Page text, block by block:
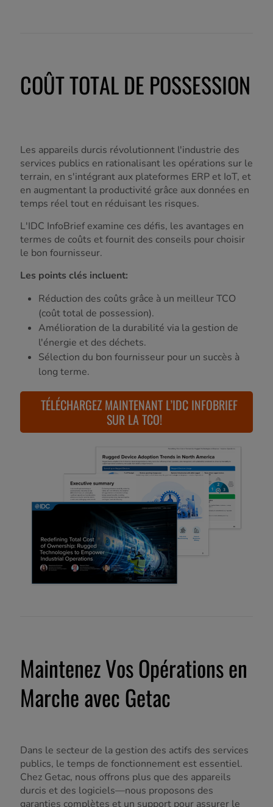
COÛT TOTAL DE POSSESSION
Les appareils durcis révolutionnent l'industrie des
services publics en rationalisant les opérations sur le
terrain, en s'intégrant aux plateformes ERP et IoT, et
en augmentant la productivité grâce aux données en
temps réel tout en réduisant les risques.
L'IDC InfoBrief examine ces défis, les avantages en
termes de coûts et fournit des conseils pour choisir
le bon fournisseur.
Les points clés incluent:
Réduction des coûts grâce à un meilleur TCO
(coût total de possession).
Amélioration de la durabilité via la gestion de
l'énergie et des déchets.
Sélection du bon fournisseur pour un succès à
long terme.
TÉLÉCHARGEZ MAINTENANT L’IDC INFOBRIEF
SUR LA TCO!
Maintenez Vos Opérations en
Marche avec Getac
Dans le secteur de la gestion des actifs des services
publics, le temps de fonctionnement est essentiel.
Chez Getac, nous offrons plus que des appareils
durcis et des logiciels—nous proposons des
garanties complètes et un support pour assurer le